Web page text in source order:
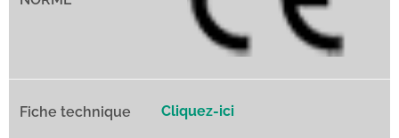
Cliquez-ici